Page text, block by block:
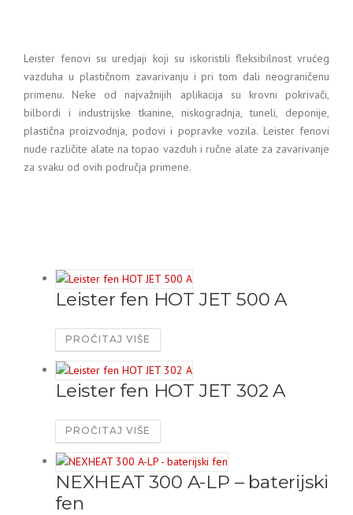
Leister fenovi su uredjaji koji su iskoristili fleksibilnost vrućeg
vazduha u plastičnom zavarivanju i pri tom dali neograničenu
primenu. Neke od najvažnijih aplikacija su krovni pokrivači,
bilbordi i industrijske tkanine, niskogradnja, tuneli, deponije,
plastična proizvodnja, podovi i popravke vozila. Leister fenovi
nude različite alate na topao vazduh i ručne alate za zavarivanje
za svaku od ovih područja primene.
Leister fen HOT JET 500 A
PROČITAJ VIŠE
Leister fen HOT JET 302 A
PROČITAJ VIŠE
NEXHEAT 300 A-LP – baterijski
fen